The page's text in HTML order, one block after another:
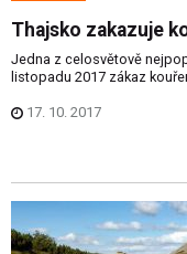
Thajsko zakazuje
Jedna z celosvětově
listopadu 2017 zákaz
17. 10. 2017